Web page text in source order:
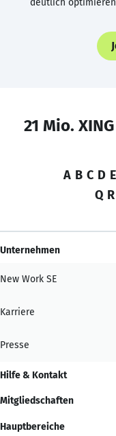
21 Mio.
A B C D E
Q R
Unternehmen
New Work SE
Karriere
Presse
Hilfe & Kontakt
Mitgliedschaften
Hauptbereiche